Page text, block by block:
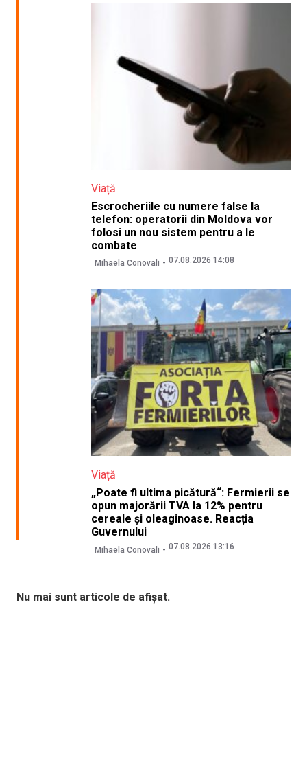
Viață
Escrocheriile cu numere false la
telefon: operatorii din Moldova vor
folosi un nou sistem pentru a le
combate
Mihaela Conovali 07.08.2026 14:08
Viață
„Poate fi ultima picătură“: Fermierii se
opun majorării TVA la 12% pentru
cereale și oleaginoase. Reacția
Guvernului
Mihaela Conovali 07.08.2026 13:16
Nu mai sunt articole de afișat.